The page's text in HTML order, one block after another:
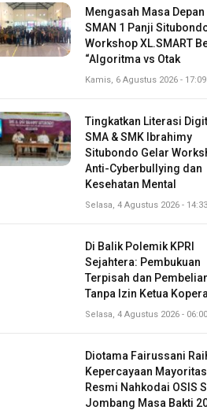
Mengasah Masa
SMAN 1 Panji
Workshop XL.SMART
“Algoritma vs Otak
Kamis, 6 Agustus 2026 - 17:09
Tingkatkan Literasi
SMA & SMK Ibrahimy
Situbondo Gelar
Anti-Cyberbullying dan
Kesehatan Mental
Selasa, 4 Agustus 2026 -
Di Balik Polemik KPRI
Sejahtera: Pembukuan
Terpisah dan
Tanpa Izin Ketua
Selasa, 4 Agustus 2026 -
Diotama Fairussani
Kepercayaan
Resmi Nahkodai OSIS
Jombang Masa Bakti